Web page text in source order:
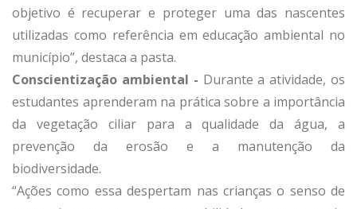
objetivo é recuperar e proteger uma das nascentes
utilizadas como referência em educação ambiental no
município”, destaca a pasta.
Conscientização ambiental - Durante a atividade, os
estudantes aprenderam na prática sobre a importância
da vegetação ciliar para a qualidade da água, a
prevenção da erosão e a manutenção da
biodiversidade.
“Ações como essa despertam nas crianças o senso de